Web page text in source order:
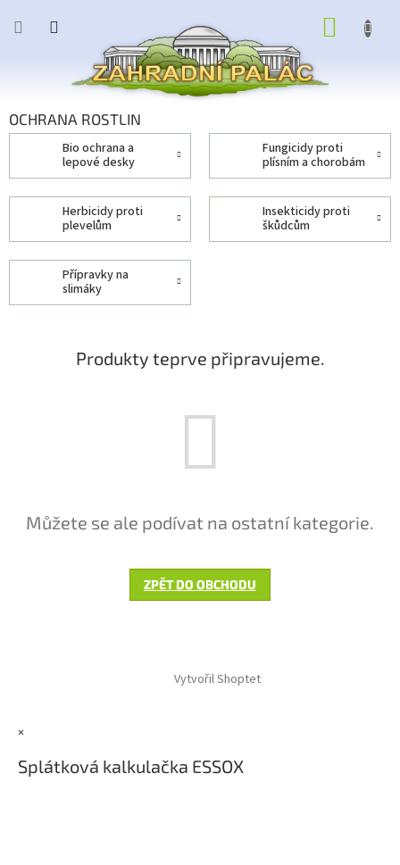
OCHRANA ROSTLIN
bio ochrana a
lepové desky
fungicidy proti
plísním a chorobám
herbicidy proti
plevelům
insekticidy proti
škůdcům
přípravky na
slimáky
Produkty teprve připravujeme.
Můžete se ale podívat na ostatní kategorie.
ZPĚT DO OBCHODU
Vytvořil Shoptet
×
Splátková kalkulačka ESSOX